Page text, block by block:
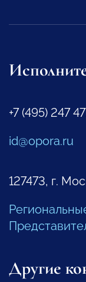
+7 (495) 247
id@opora.ru
127473, г.
Другие